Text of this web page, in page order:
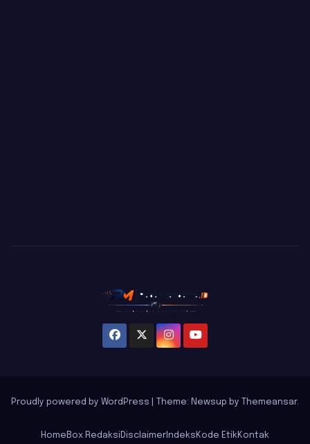
Proudly powered by WordPress Theme: Newsup by Themeansar.
Home Box Redaksi Disclaimer Indeks Kode Etik Kontak